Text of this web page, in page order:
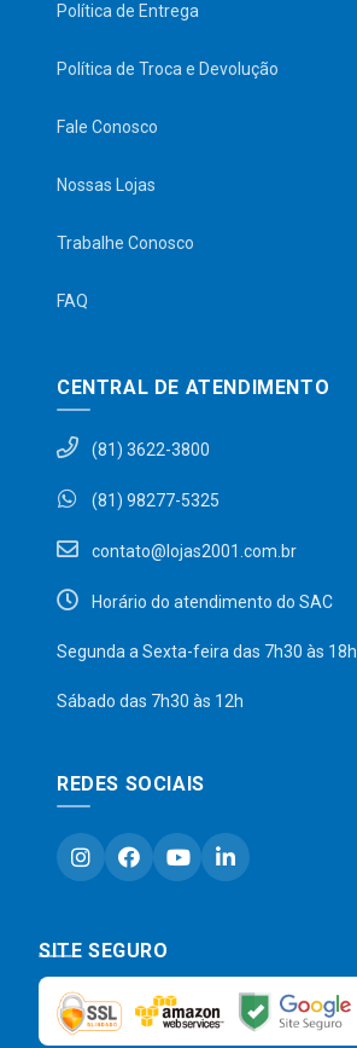
Política de Entrega
Política de Troca e Devolução
Fale Conosco
Nossas Lojas
Trabalhe Conosco
FAQ
CENTRAL DE ATENDIMENTO
(81) 3622-3800
(81) 98277-5325
contato@lojas2001.com.br
Horário do atendimento do SAC
Segunda a Sexta-feira das 7h30 às 18h
Sábado das 7h30 às 12h
REDES SOCIAIS
SITE SEGURO